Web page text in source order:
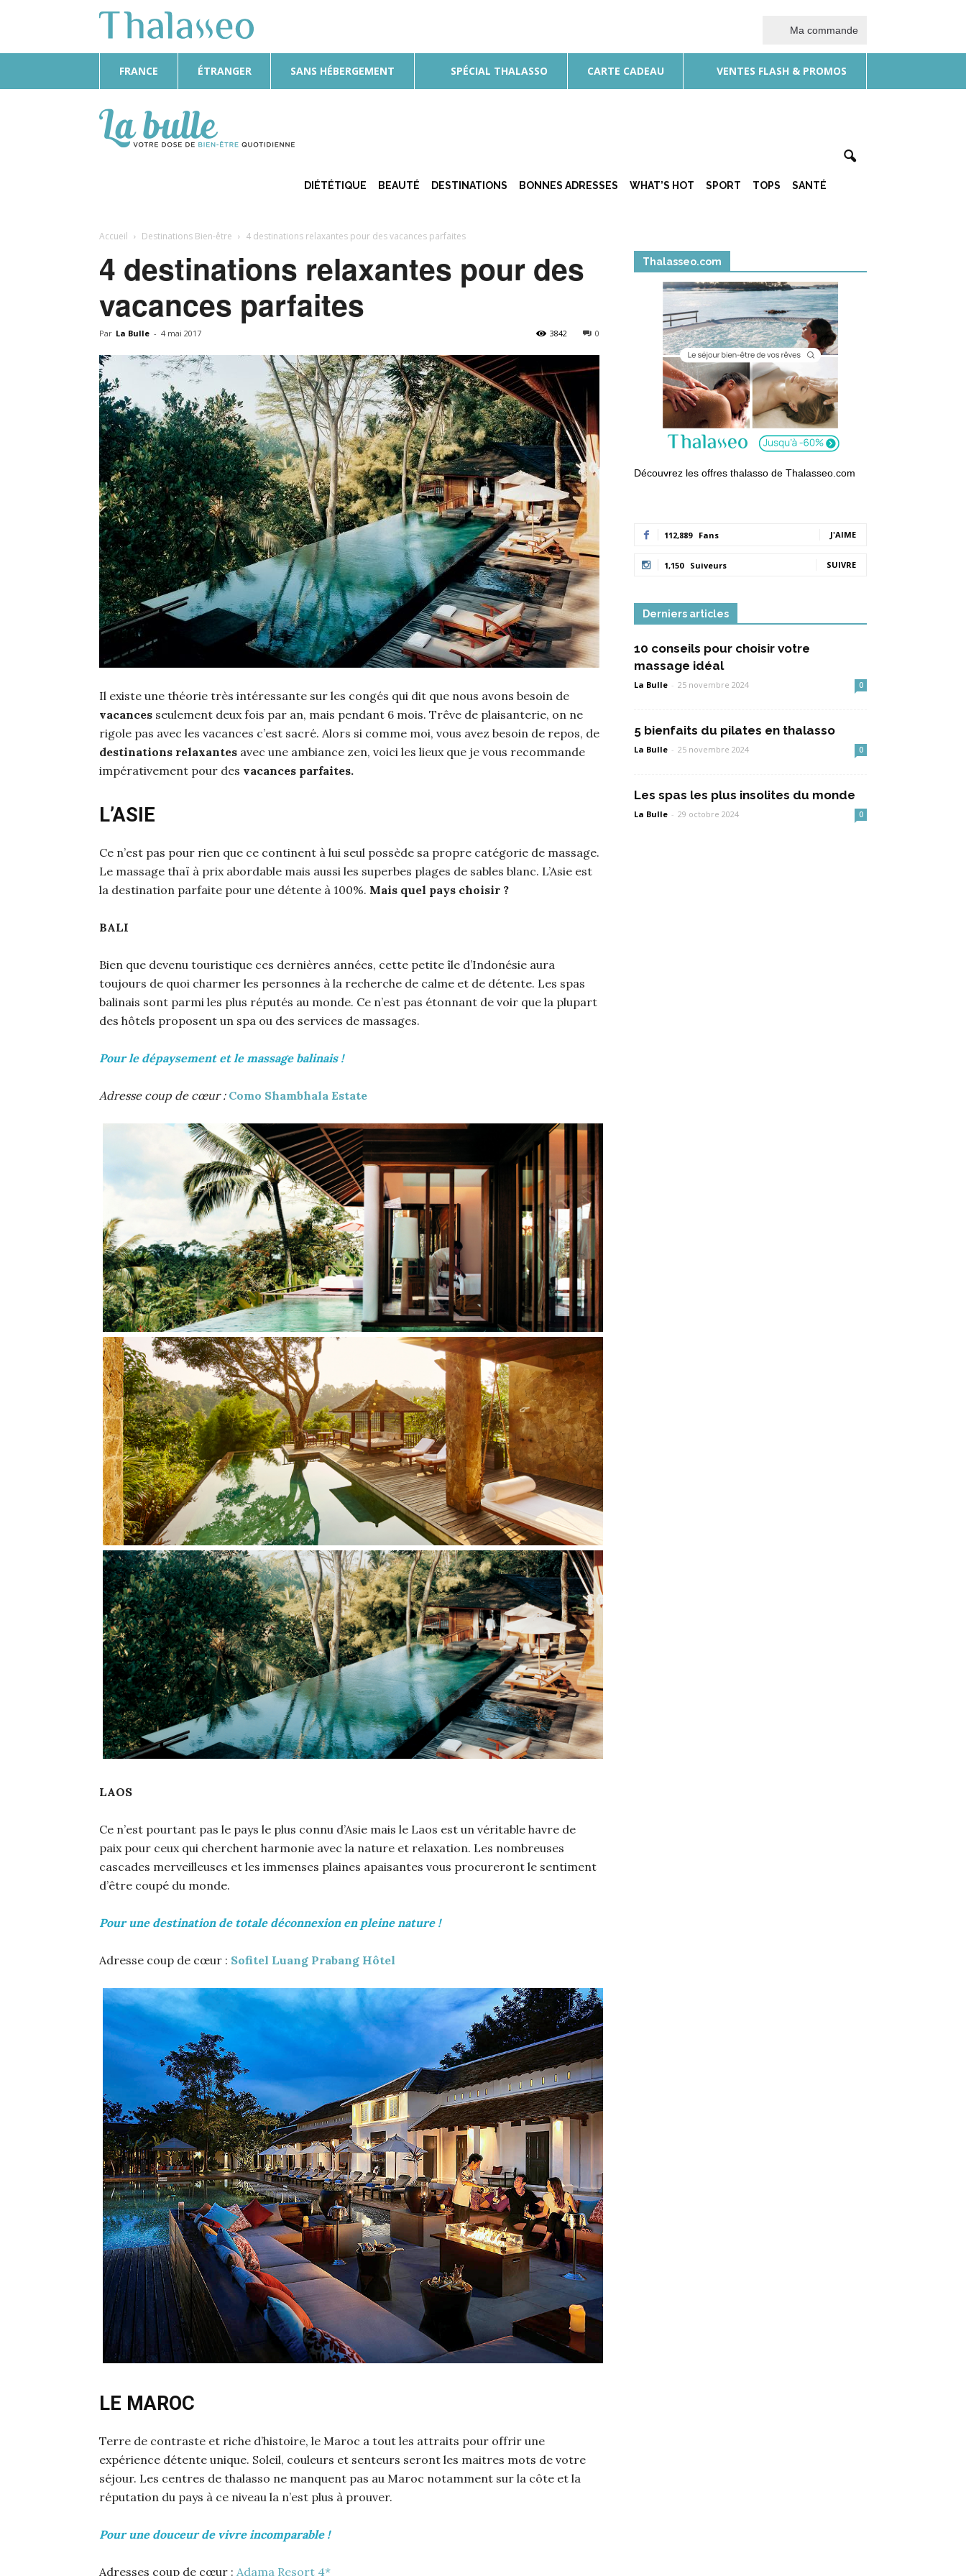
Ma commande
FRANCE ÉTRANGER SANS HÉBERGEMENT SPÉCIAL THALASSO CARTE CADEAU VENTES FLASH & PROMOS
Bulle
DIÉTÉTIQUE BEAUTÉ DESTINATIONS BONNES ADRESSES WHAT’S HOT SPORT TOPS SANTÉ
Accueil Destinations Bien-être 4 destinations relaxantes pour des vacances parfaites
4 destinations relaxantes pour des
vacances parfaites
Par La Bulle - 4 mai 2017 0
3842
Il existe une théorie très intéressante sur les congés qui dit que nous avons besoin de
vacances seulement deux fois par an, mais pendant 6 mois. Trêve de plaisanterie, on ne
rigole pas avec les vacances c’est sacré. Alors si comme moi, vous avez besoin de repos, de
destinations relaxantes avec une ambiance zen, voici les lieux que je vous recommande
impérativement pour des vacances parfaites.
L’ASIE
Ce n’est pas pour rien que ce continent à lui seul possède sa propre catégorie de massage.
Le massage thaï à prix abordable mais aussi les superbes plages de sables blanc. L’Asie est
la destination parfaite pour une détente à 100%. Mais quel pays choisir ?
BALI
Bien que devenu touristique ces dernières années, cette petite île d’Indonésie aura
toujours de quoi charmer les personnes à la recherche de calme et de détente. Les spas
balinais sont parmi les plus réputés au monde. Ce n’est pas étonnant de voir que la plupart
des hôtels proposent un spa ou des services de massages.
Pour le dépaysement et le massage balinais !
Adresse coup de cœur : Como Shambhala Estate
LAOS
Ce n’est pourtant pas le pays le plus connu d’Asie mais le Laos est un véritable havre de
paix pour ceux qui cherchent harmonie avec la nature et relaxation. Les nombreuses
cascades merveilleuses et les immenses plaines apaisantes vous procureront le sentiment
d’être coupé du monde.
Pour une destination de totale déconnexion en pleine nature !
Adresse coup de cœur : Sofitel Luang Prabang Hôtel
LE MAROC
Terre de contraste et riche d’histoire, le Maroc a tout les attraits pour offrir une
expérience détente unique. Soleil, couleurs et senteurs seront les maitres mots de votre
séjour. Les centres de thalasso ne manquent pas au Maroc notamment sur la côte et la
réputation du pays à ce niveau la n’est plus à prouver.
Pour une douceur de vivre incomparable !
Adresses coup de cœur : Adama Resort 4*
Thalasseo.com
Découvrez les offres thalasso de Thalasseo.com
112,889 Fans J'AIME
1,150 Suiveurs SUIVRE
Derniers articles
10 conseils pour choisir votre
massage idéal
La Bulle - 25 novembre 2024 0
5 bienfaits du pilates en thalasso
La Bulle - 25 novembre 2024 0
Les spas les plus insolites du monde
La Bulle - 29 octobre 2024 0